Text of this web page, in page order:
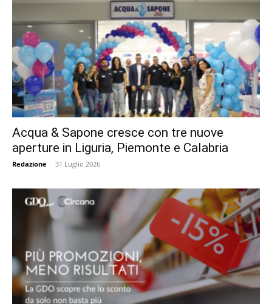
Acqua & Sapone cresce con tre nuove
aperture in Liguria, Piemonte e Calabria
Redazione - 31 Luglio 2026